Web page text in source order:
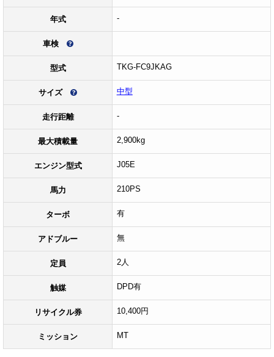
年式 -
車検
型式 TKG-FC9JKAG
サイズ 中型
走行距離 -
最大積載量 2,900kg
エンジン型式 J05E
馬力 210PS
ターボ 有
アドブルー 無
定員 2人
触媒 DPD有
リサイクル券 10,400円
ミッション MT